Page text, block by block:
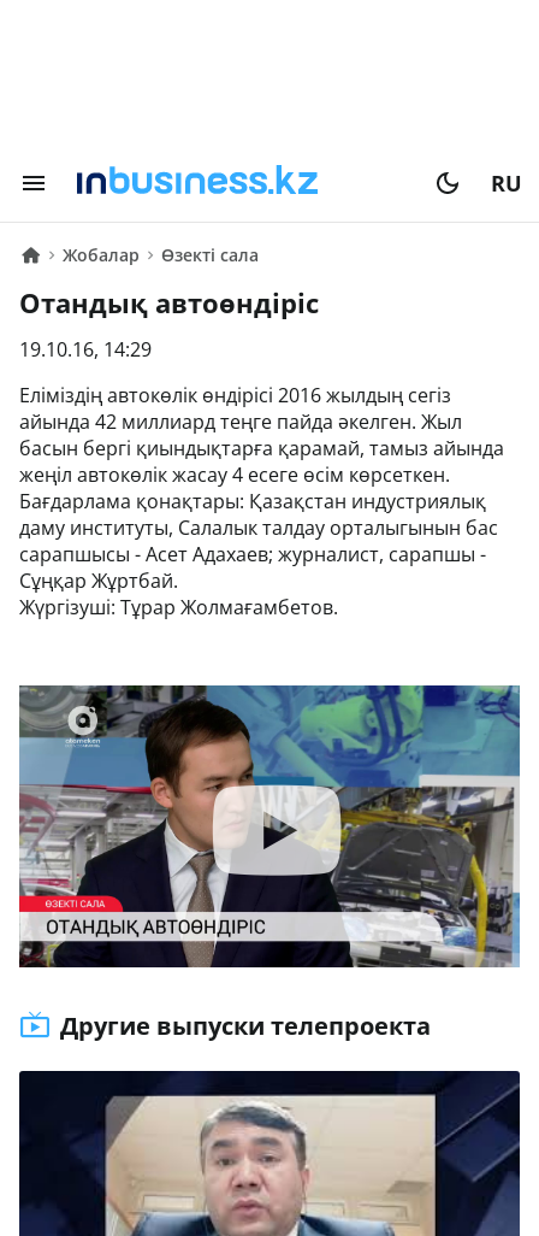
RU
Жобалар Өзекті сала
Отандық автоөндіріс
19.10.16, 14:29
Еліміздің автокөлік өндірісі 2016 жылдың сегіз
айында 42 миллиард теңге пайда әкелген. Жыл
басын бергі қиындықтарға қарамай, тамыз айында
жеңіл автокөлік жасау 4 есеге өсім көрсеткен.
Бағдарлама қонақтары: Қазақстан индустриялық
даму институты, Салалык талдау орталыгынын бас
сарапшысы - Асет Адахаев; журналист, сарапшы -
Сұңқар Жұртбай.
Жүргізуші: Тұрар Жолмағамбетов.
Другие выпуски телепроекта